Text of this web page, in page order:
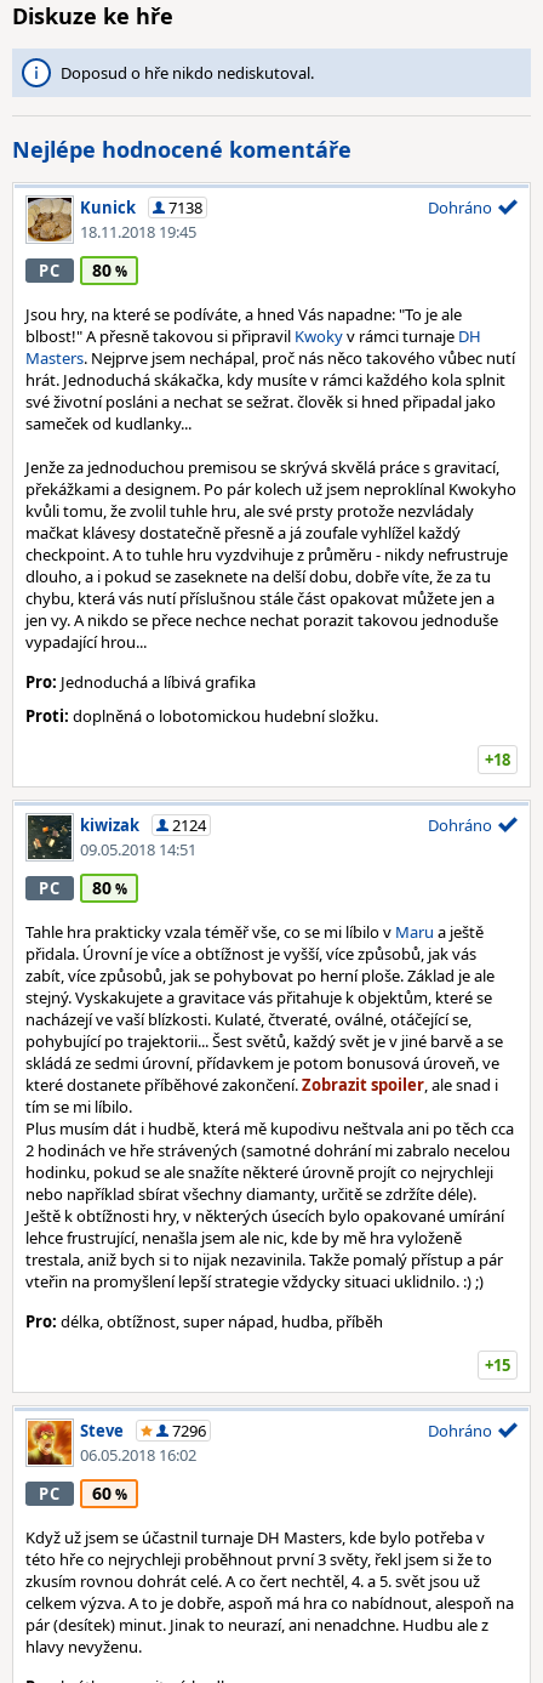
Diskuze ke hře
Doposud o hře nikdo nediskutoval.
Nejlépe hodnocené komentáře
Kunick
7138
18.11.2018 19:45
Dohráno
PC 80
Jsou hry, na které se podíváte, a hned Vás napadne: "To je ale
blbost!" A přesně takovou si připravil Kwokyv rámci turnaje DH
Masters. Nejprve jsem nechápal, proč nás něco takového vůbec nutí
hrát. Jednoduchá skákačka, kdy musíte v rámci každého kola splnit
své životní posláni a nechat se sežrat. člověk si hned připadal jako
sameček od kudlanky...
Jenže za jednoduchou premisou se skrývá skvělá práce s gravitací,
překážkami a designem. Po pár kolech už jsem neproklínal Kwokyho
kvůli tomu, že zvolil tuhle hru, ale své prsty protože nezvládaly
mačkat klávesy dostatečně přesně a já zoufale vyhlížel každý
checkpoint. A to tuhle hru vyzdvihuje z průměru - nikdy nefrustruje
dlouho, a i pokud se zaseknete na delší dobu, dobře víte, že za tu
chybu, která vás nutí příslušnou stále část opakovat můžete jen a
jen vy. A nikdo se přece nechce nechat porazit takovou jednoduše
vypadající hrou...
Pro: Jednoduchá a líbivá grafika
Proti: doplněná o lobotomickou hudební složku.
+18
kiwizak
2124
09.05.2018 14:51
Dohráno
PC 80
Tahle hra prakticky vzala téměř vše, co se mi líbilo v Maru a ještě
přidala. Úrovní je více a obtížnost je vyšší, více způsobů, jak vás
zabít, více způsobů, jak se pohybovat po herní ploše. Základ je ale
stejný. Vyskakujete a gravitace vás přitahuje k objektům, které se
nacházejí ve vaší blízkosti. Kulaté, čtveraté, oválné, otáčející se,
pohybující po trajektorii... Šest světů, každý svět je v jiné barvě a se
skládá ze sedmi úrovní, přídavkem je potom bonusová úroveň, ve
které dostanete příběhové zakončení.
, ale snad i
tím se mi líbilo.
Plus musím dát i hudbě, která mě kupodivu neštvala ani po těch cca
2 hodinách ve hře strávených (samotné dohrání mi zabralo necelou
hodinku, pokud se ale snažíte některé úrovně projít co nejrychleji
nebo například sbírat všechny diamanty, určitě se zdržíte déle).
Ještě k obtížnosti hry, v některých úsecích bylo opakované umírání
lehce frustrující, nenašla jsem ale nic, kde by mě hra vyloženě
trestala, aniž bych si to nijak nezavinila. Takže pomalý přístup a pár
vteřin na promyšlení lepší strategie vždycky situaci uklidnilo. :) ;)
Pro: délka, obtížnost, super nápad, hudba, příběh
+15
Steve
7296
06.05.2018 16:02
Dohráno
PC 60
Když už jsem se účastnil turnaje DH Masters, kde bylo potřeba v
této hře co nejrychleji proběhnout první 3 světy, řekl jsem si že to
zkusím rovnou dohrát celé. A co čert nechtěl, 4. a 5. svět jsou už
celkem výzva. A to je dobře, aspoň má hra co nabídnout, alespoň na
pár (desítek) minut. Jinak to neurazí, ani nenadchne. Hudbu ale z
hlavy nevyženu.